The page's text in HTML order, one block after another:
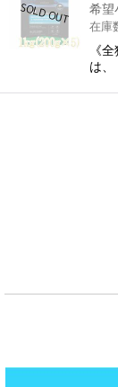
希望
在庫
《
は